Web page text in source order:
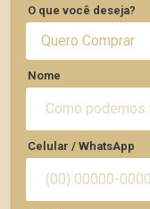
O que você deseja?
Quero Comprar
Nome
Celular / WhatsApp